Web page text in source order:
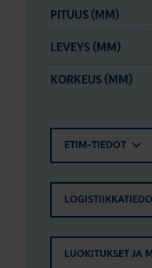
PITUUS (MM)
LEVEYS (MM)
KORKEUS (MM)
ETIM-TIEDOT
LUOKITUKSET JA